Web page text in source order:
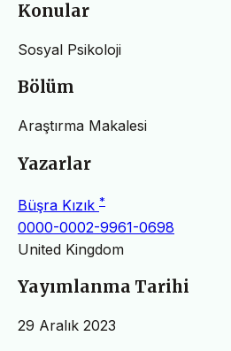
Konular
Sosyal Psikoloji
Bölüm
Araştırma Makalesi
Yazarlar
Büşra Kızık *
0000-0002-9961-0698
United Kingdom
Yayımlanma Tarihi
29 Aralık 2023